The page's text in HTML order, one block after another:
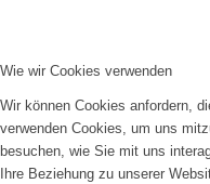
Wie wir Cookies verwenden
Wir können Cookies anfordern,
verwenden Cookies, um uns
besuchen, wie Sie mit uns
Ihre Beziehung zu unserer